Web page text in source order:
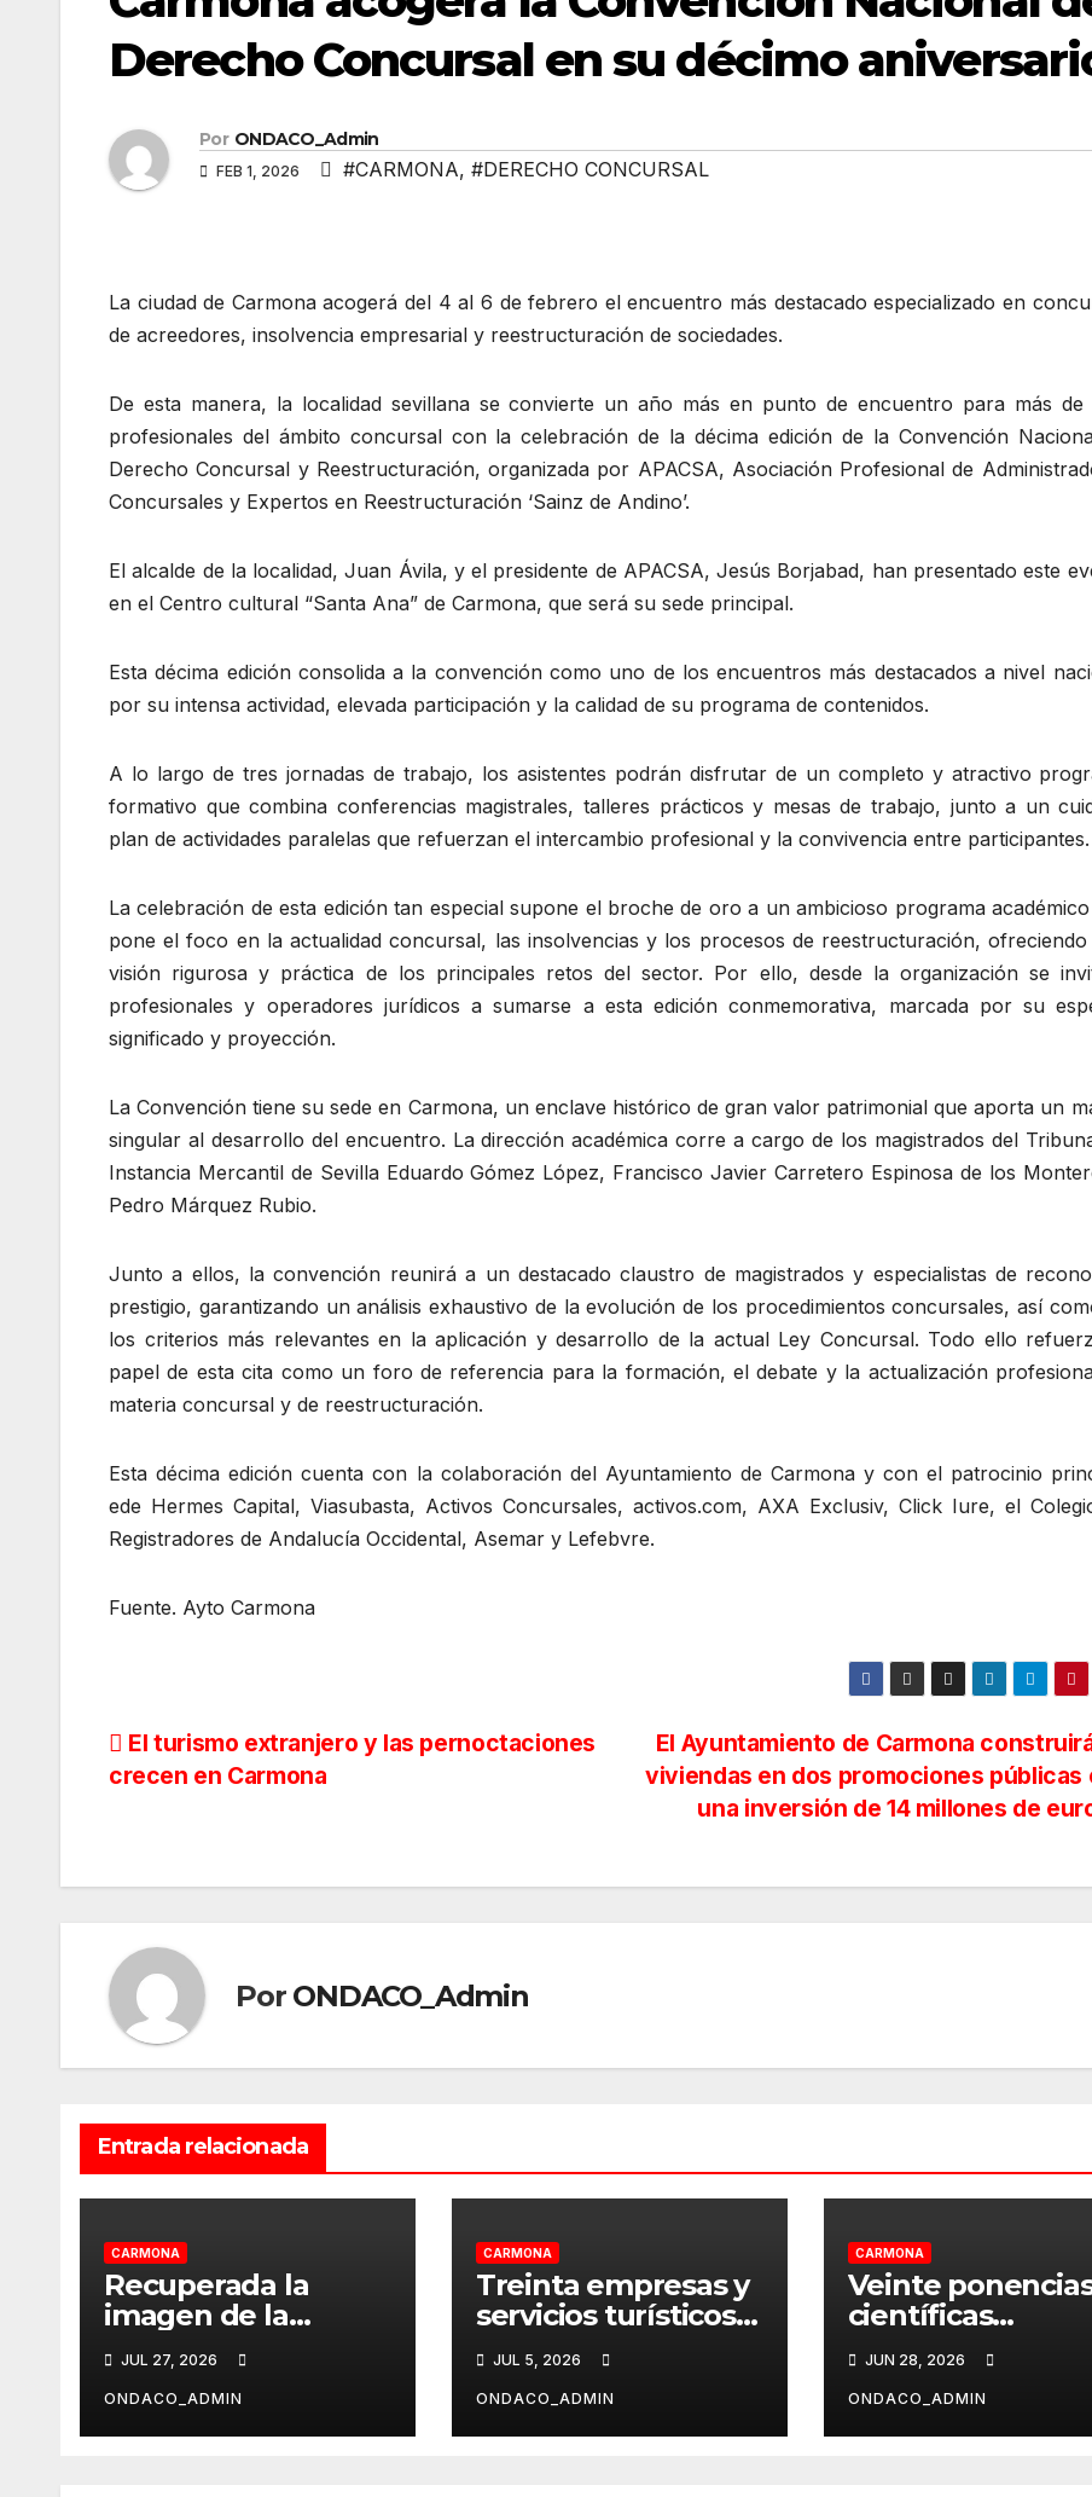
Derecho Concursal en su décimo
Por ONDACO_Admin
FEB 1, 2026 #CARMONA, #DERECHO CONCURSAL
La ciudad de Carmona acogerá del 4 al 6 de febrero el encuentro más destacado especializado en
de acreedores, insolvencia empresarial y reestructuración de sociedades.
De esta manera, la localidad sevillana se convierte un año más en punto de encuentro para más de
profesionales del ámbito concursal con la celebración de la décima edición de la Convención
Derecho Concursal y Reestructuración, organizada por APACSA, Asociación Profesional de
Concursales y Expertos en Reestructuración ‘Sainz de Andino’.
El alcalde de la localidad, Juan Ávila, y el presidente de APACSA, Jesús Borjabad, han presentado este
en el Centro cultural “Santa Ana” de Carmona, que será su sede principal.
Esta décima edición consolida a la convención como uno de los encuentros más destacados a nivel
por su intensa actividad, elevada participación y la calidad de su programa de contenidos.
A lo largo de tres jornadas de trabajo, los asistentes podrán disfrutar de un completo y atractivo
formativo que combina conferencias magistrales, talleres prácticos y mesas de trabajo, junto a un
plan de actividades paralelas que refuerzan el intercambio profesional y la convivencia entre participantes.
La celebración de esta edición tan especial supone el broche de oro a un ambicioso programa
pone el foco en la actualidad concursal, las insolvencias y los procesos de reestructuración,
visión rigurosa y práctica de los principales retos del sector. Por ello, desde la organización se
profesionales y operadores jurídicos a sumarse a esta edición conmemorativa, marcada por su
significado y proyección.
La Convención tiene su sede en Carmona, un enclave histórico de gran valor patrimonial que aporta un
singular al desarrollo del encuentro. La dirección académica corre a cargo de los magistrados del
Instancia Mercantil de Sevilla Eduardo Gómez López, Francisco Javier Carretero Espinosa de los
Pedro Márquez Rubio.
Junto a ellos, la convención reunirá a un destacado claustro de magistrados y especialistas de
prestigio, garantizando un análisis exhaustivo de la evolución de los procedimientos concursales, así
los criterios más relevantes en la aplicación y desarrollo de la actual Ley Concursal. Todo ello
papel de esta cita como un foro de referencia para la formación, el debate y la actualización
materia concursal y de reestructuración.
Esta décima edición cuenta con la colaboración del Ayuntamiento de Carmona y con el patrocinio
ede Hermes Capital, Viasubasta, Activos Concursales, activos.com, AXA Exclusiv, Click Iure, el
Registradores de Andalucía Occidental, Asemar y Lefebvre.
Fuente. Ayto Carmona
Navegación
El Ayuntamiento de Carmona
viviendas en dos promociones públicas
una inversión de 14 millones de
El turismo extranjero y las pernoctaciones
crecen en Carmona
Por ONDACO_Admin
Entrada relacionada
CARMONA
Recuperada la
imagen de la
“Virgen de la
Alameda” con más
de 500 años de
antigüedad
JUL 27, 2026
ONDACO_ADMIN
CARMONA
Treinta empresas y
servicios turísticos
de Carmona
cuentan con
certificado de
calidad turística
JUL 5, 2026
ONDACO_ADMIN
CARMONA
Veinte
científicas
fortalecen la
candidatura de
Carmona,
Patrimonio
JUN 28, 2026
ONDACO_ADMIN